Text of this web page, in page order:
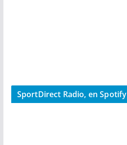
SportDirect Radio, en Spotify